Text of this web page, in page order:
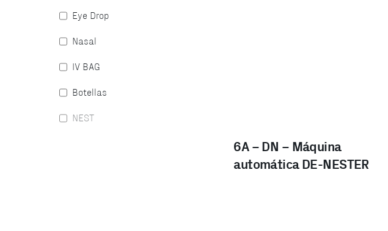
Eye Drop
Nasal
IV BAG
Botellas
NEST
6A – DN – Máquina
automática DE-NESTER​